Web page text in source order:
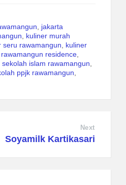
, jakarta
, kuliner murah
seru rawamangun, kuliner
rawamangun residence,
sekolah islam rawamangun,
ppjk rawamangun,
Next
Soyamilk Kartikasari